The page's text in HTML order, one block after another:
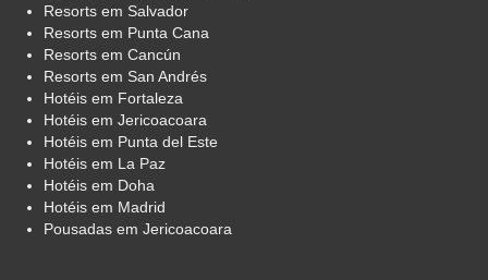
Resorts em Salvador
Resorts em Punta Cana
Resorts em Cancún
Resorts em San Andrés
Hotéis em Fortaleza
Hotéis em Jericoacoara
Hotéis em Punta del Este
Hotéis em La Paz
Hotéis em Doha
Hotéis em Madrid
Pousadas em Jericoacoara